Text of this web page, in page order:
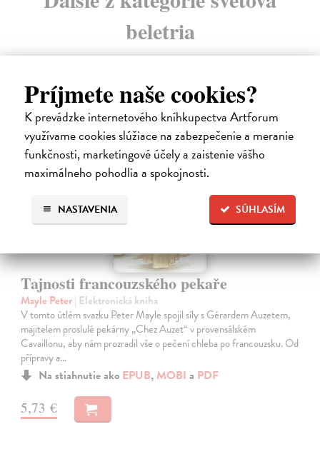
Príjmete naše cookies?
K prevádzke internetového kníhkupectva Artforum
využívame cookies slúžiace na zabezpečenie a meranie
funkčnosti, marketingové účely a zaistenie vášho
maximálneho pohodlia a spokojnosti.
SÚHLASÍM
NASTAVENIA
beletria
E-KNIHA
Tajnosti francouzského pekaře
Mayle Peter| Elektronická kniha
V tomto útlém svazku Peter Mayle spojil síly s Gérardem Auzetem,
majitelem proslulé pekárny „Chez Auzet“ v provensálském
Cavaillonu, aby nám prozradil vše o pečení chleba po francouzsku. Od
přípravy a…
Na stiahnutie ako EPUB, MOBI a PDF
5,73 €